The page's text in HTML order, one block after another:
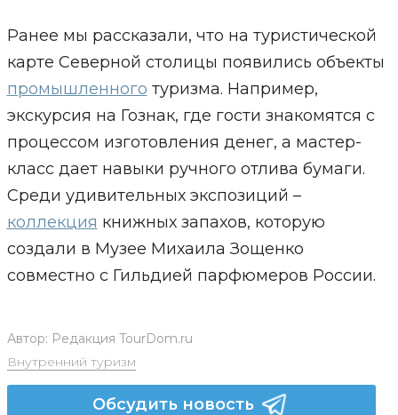
Ранее мы рассказали, что на туристической
карте Северной столицы появились объекты
промышленного туризма. Например,
экскурсия на Гознак, где гости знакомятся с
процессом изготовления денег, а мастер-
класс дает навыки ручного отлива бумаги.
Среди удивительных экспозиций –
коллекция книжных запахов, которую
создали в Музее Михаила Зощенко
совместно с Гильдией парфюмеров России.
Автор: Редакция TourDom.ru
Внутренний туризм
Обсудить новость